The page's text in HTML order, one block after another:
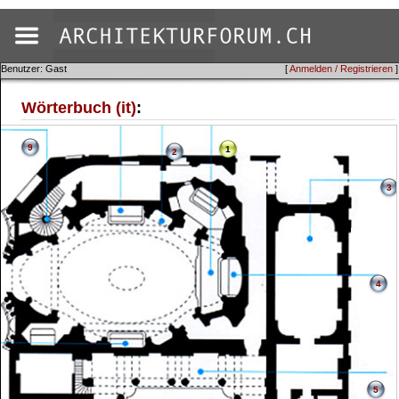
[Anmelden / Registrieren ]
Benutzer: Gast
Wörterbuch (it):
1
2
3
4
5
9